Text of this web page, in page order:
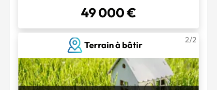
Chargement...
49 000 €
Terrain à bâtir
2/2